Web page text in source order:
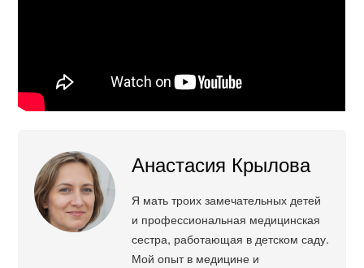
Анастасия Крылова
Я мать троих замечательных детей
и профессиональная медицинская
сестра, работающая в детском саду.
Мой опыт в медицине и